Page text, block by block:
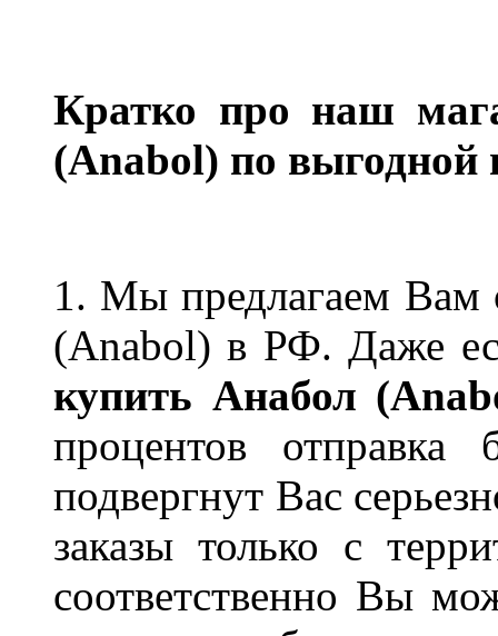
Кратко про наш
(Anabol) по выгодной
1. Мы предлагаем Вам
(Anabol) в РФ. Даже
купить Анабол
процентов
подвергнут Вас
заказы только с
соответственно Вы